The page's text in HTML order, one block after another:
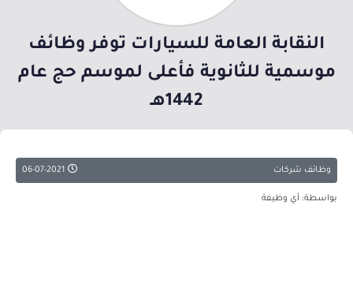
النقابة العامة للسيارات توفر وظائف
موسمية للثانوية فأعلى لموسم حج عام
1442هـ
وظائف شركات
بواسطة: أي وظيفة